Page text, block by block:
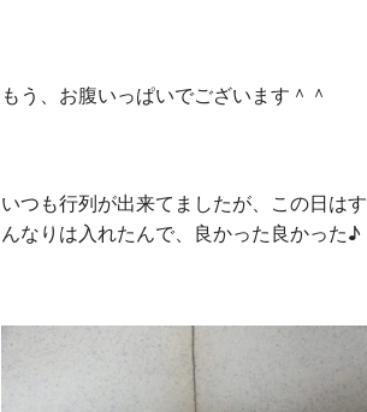
もう、お腹いっぱいでございます＾＾
いつも行列が出来てましたが、この日はす
んなりは入れたんで、良かった良かった♪